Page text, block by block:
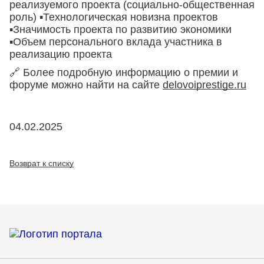
реализуемого проекта (социально-общественная
роль) ▪Технологическая новизна проектов
▪Значимость проекта по развитию экономики
▪Объем персонального вклада участника в
реализацию проекта
🔗 Более подробную информацию о премии и
форуме можно найти на сайте delovoiprestige.ru
04.02.2025
Возврат к списку